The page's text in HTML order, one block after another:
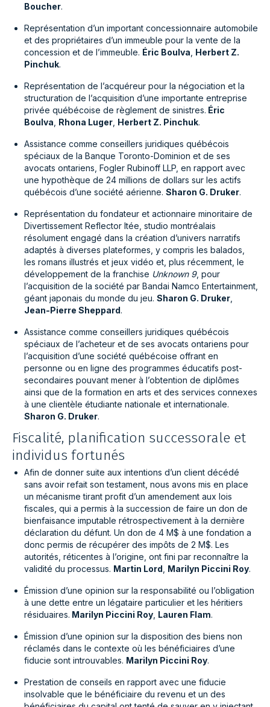
Boucher.
Représentation d’un important concessionnaire automobile
et des propriétaires d’un immeuble pour la vente de la
concession et de l’immeuble. Éric Boulva Herbert Z.
Pinchuk.
Représentation de l’acquéreur pour la négociation et la
structuration de l’acquisition d’une importante entreprise
privée québécoise de règlement de sinistres. Éric
Boulva Rhona Luger Herbert Z. Pinchuk.
Assistance comme conseillers juridiques québécois
spéciaux de la Banque Toronto-Dominion et de ses
avocats ontariens, Fogler Rubinoff LLP, en rapport avec
une hypothèque de 24 millions de dollars sur les actifs
québécois d’une société aérienne. Sharon G. Druker.
Représentation du fondateur et actionnaire minoritaire de
Divertissement Reflector ltée, studio montréalais
résolument engagé dans la création d’univers narratifs
adaptés à diverses plateformes, y compris les balados,
les romans illustrés et jeux vidéo et, plus récemment, le
développement de la franchise Unknown 9, pour
l’acquisition de la société par Bandai Namco Entertainment,
géant japonais du monde du jeu. Sharon G. Druker
Jean-Pierre Sheppard.
Assistance comme conseillers juridiques québécois
spéciaux de l’acheteur et de ses avocats ontariens pour
l’acquisition d’une société québécoise offrant en
personne ou en ligne des programmes éducatifs post-
secondaires pouvant mener à l’obtention de diplômes
ainsi que de la formation en arts et des services connexes
à une clientèle étudiante nationale et internationale.
Sharon G. Druker.
Fiscalité, planification successorale et
individus fortunés
Afin de donner suite aux intentions d’un client décédé
sans avoir refait son testament, nous avons mis en place
un mécanisme tirant profit d’un amendement aux lois
fiscales, qui a permis à la succession de faire un don de
bienfaisance imputable rétrospectivement à la dernière
déclaration du défunt. Un don de 4 M$ à une fondation a
donc permis de récupérer des impôts de 2 M$. Les
autorités, réticentes à l’origine, ont fini par reconnaître la
validité du processus. Martin Lord Marilyn Piccini Roy.
Émission d’une opinion sur la responsabilité ou l’obligation
à une dette entre un légataire particulier et les héritiers
résiduaires. Marilyn Piccini Roy Lauren Flam.
Émission d’une opinion sur la disposition des biens non
réclamés dans le contexte où les bénéficiaires d’une
fiducie sont introuvables. Marilyn Piccini Roy.
Prestation de conseils en rapport avec une fiducie
insolvable que le bénéficiaire du revenu et un des